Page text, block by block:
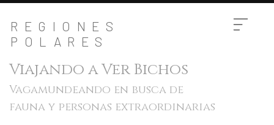
REGIONES
POLARES
Viajando a Ver Bichos
Vagamundeando en busca de
fauna y personas extraordinarias